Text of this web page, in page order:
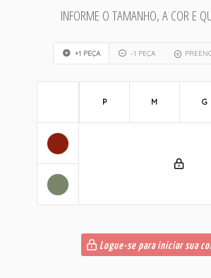
INFORME O TAMANHO, A COR E
+1 PEÇA -1 PEÇA
P M G
Logue-se para iniciar sua